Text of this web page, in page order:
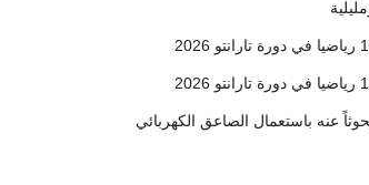
عنه باستعمال الصاعق الكهربائي